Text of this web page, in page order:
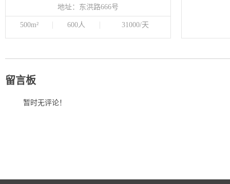
地址：东洪路666号
500m² 600人 31000/天
留言板
暂时无评论！